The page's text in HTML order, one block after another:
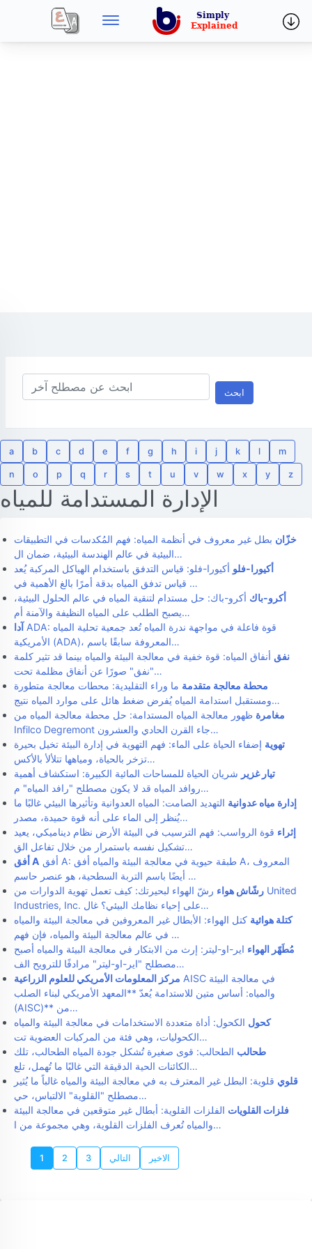
ابحث
a b c d e f g h i j k l m
n o p q r s t u v w x y z
الإدارة المستدامة للمياه
خزّان بطل غير معروف في أنظمة المياه: فهم المُكدسات في التطبيقات
البيئية في عالم الهندسة البيئية، ضمان ال…
أكيورا-فلو أكيورا-فلو: قياس التدفق باستخدام الهياكل المركبة يُعد
قياس تدفق المياه بدقة أمرًا بالغ الأهمية في …
أكرو-باك أكرو-باك: حل مستدام لتنقية المياه في عالم الحلول البيئية،
يصبح الطلب على المياه النظيفة والآمنة أم…
آدا ADA: قوة فاعلة في مواجهة ندرة المياه تُعد جمعية تحلية المياه
الأمريكية (ADA)، المعروفة سابقًا باسم…
نفق أنفاق المياه: قوة خفية في معالجة البيئة والمياه بينما قد تثير كلمة
"نفق" صورًا عن أنفاق مظلمة تحت…
محطة معالجة متقدمة ما وراء التقليدية: محطات معالجة متطورة
ومستقبل استدامة المياه يُفرض ضغط هائل على موارد المياه نتيج…
مغامرة ظهور معالجة المياه المستدامة: حل محطة معالجة المياه من
Infilco Degremont جاء القرن الحادي والعشرون…
تهوية إضفاء الحياة على الماء: فهم التهوية في إدارة البيئة تخيل بحيرة
تزخر بالحياة، ومياهها تتلألأ بالأكس…
تيار غزير شريان الحياة للمساحات المائية الكبيرة: استكشاف أهمية
روافد المياه قد لا يكون مصطلح "رافد المياه" م…
إدارة مياه عدوانية التهديد الصامت: المياه العدوانية وتأثيرها البيئي غالبًا ما
يُنظر إلى الماء على أنه قوة حميدة، مصدر…
إثراء قوة الرواسب: فهم الترسيب في البيئة الأرض نظام ديناميكي، يعيد
تشكيل نفسه باستمرار من خلال تفاعل الق…
أفق A
أيضًا باسم التربة السطحية، هو عنصر حاسم …
رشّاش هواء رشّ الهواء لبحيرتك: كيف تعمل تهوية الدوارات من United
Industries, Inc. على إحياء نظامك البيئي؟ غال…
كتلة هوائية كتل الهواء: الأبطال غير المعروفين في معالجة البيئة والمياه
في عالم معالجة البيئة والمياه، فإن فهم …
مُطَهّر الهواء اير-او-ليتر: إرث من الابتكار في معالجة البيئة والمياه أصبح
مصطلح "اير-او-ليتر" مرادفًا للترويح الف…
مركز المعلومات الأمريكي للعلوم الزراعية AISC في معالجة البيئة
والمياه: أساس متين للاستدامة يُعدّ **المعهد الأمريكي لبناء الصلب
(AISC)** من…
كحول الكحول: أداة متعددة الاستخدامات في معالجة البيئة والمياه
الكحوليات، وهي فئة من المركبات العضوية تت…
طحالب الطحالب: قوى صغيرة تُشكل جودة المياه الطحالب، تلك
الكائنات الحية الدقيقة التي غالبًا ما تُهمل، تلع…
قلوي قلوية: البطل غير المعترف به في معالجة البيئة والمياه غالباً ما يُثير
مصطلح "القلوية" الالتباس، حي…
فلزات القلويات الفلزات القلوية: أبطال غير متوقعين في معالجة البيئة
والمياه تُعرف الفلزات القلوية، وهي مجموعة من ا…
1 2 3 التالي الاخير